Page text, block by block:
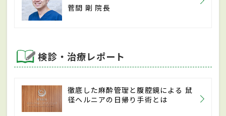
菅間 剛 院長
検診・治療レポート
徹底した麻酔管理と腹腔鏡による 鼠
径ヘルニアの日帰り手術とは